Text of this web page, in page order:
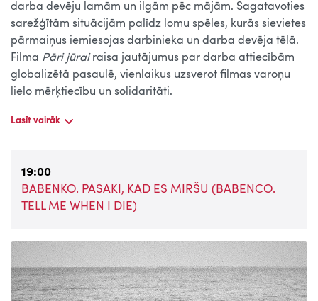
darba devēju lamām un ilgām pēc mājām. Sagatavoties
sarežģītām situācijām palīdz lomu spēles, kurās sievietes
pārmaiņus iemiesojas darbinieka un darba devēja tēlā.
Filma Pāri jūrairaisa jautājumus par darba attiecībām
globalizētā pasaulē, vienlaikus uzsverot filmas varoņu
lielo mērķtiecību un solidaritāti.
Lasīt vairāk
19:00
BABENKO. PASAKI, KAD ES MIRŠU (BABENCO.
TELL ME WHEN I DIE)